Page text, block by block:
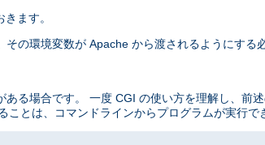
ます。
その環境変数が Apache から渡されるようにする
る場合です。 一度 CGI の使い方を理解し、前
とは、コマンドラインからプログラムが実行